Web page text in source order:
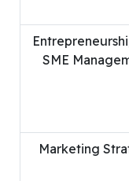
SME
Marketing